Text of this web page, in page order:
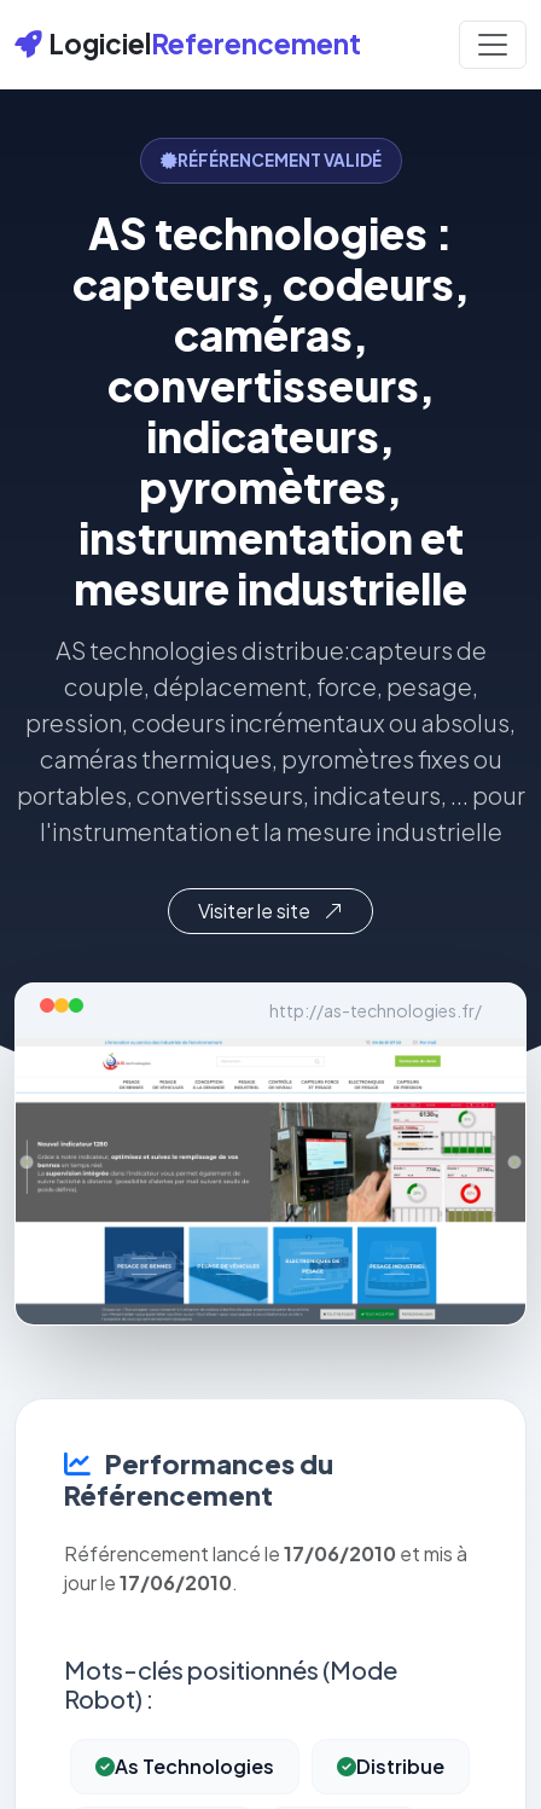
LogicielReferencement
RÉFÉRENCEMENT VALIDÉ
AS technologies :
capteurs, codeurs,
caméras,
convertisseurs,
indicateurs,
pyromètres,
instrumentation et
mesure industrielle
AS technologies distribue:capteurs de
couple, déplacement, force, pesage,
pression, codeurs incrémentaux ou absolus,
caméras thermiques, pyromètres fixes ou
portables, convertisseurs, indicateurs, ... pour
l'instrumentation et la mesure industrielle
Visiter le site
http://as-technologies.fr/
Performances du
Référencement
Référencement lancé le17/06/2010 et mis à
jour le17/06/2010.
Mots-clés positionnés (Mode
Robot) :
As Technologies Distribue